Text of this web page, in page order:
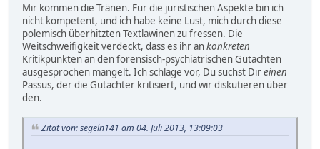
Mir kommen die Tränen. Für die juristischen Aspekte bin ich
nicht kompetent, und ich habe keine Lust, mich durch diese
polemisch überhitzten Textlawinen zu fressen. Die
Weitschweifigkeit verdeckt, dass es ihr ankonkreten
Kritikpunkten an den forensisch-psychiatrischen Gutachten
ausgesprochen mangelt. Ich schlage vor, Du suchst Direinen
Passus, der die Gutachter kritisiert, und wir diskutieren über
den.
Zitat von: segeln141 am 04. Juli 2013, 13:09:03